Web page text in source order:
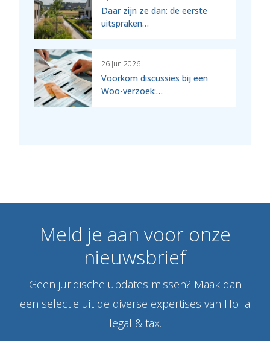
Daar zijn ze dan: de eerste
uitspraken…
26 jun 2026
Voorkom discussies bij een
Woo-verzoek:…
Meld je aan voor onze
nieuwsbrief
Geen juridische updates missen? Maak dan
een selectie uit de diverse expertises van Holla
legal & tax.